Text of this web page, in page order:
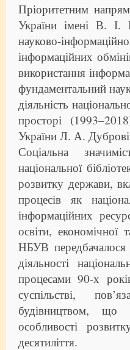
Пріоритетним
України імені В. І.
науково-
інформаційних
використання
фундаментальний
діяльність
просторі
України Л. А.
Соціальна
національної
розвитку держави,
процесів як
інформаційних
освіти, економічної
НБУВ передбачалося
діяльності
процесами 90-х
суспільстві,
будівництвом, що
особливості
десятиліття.